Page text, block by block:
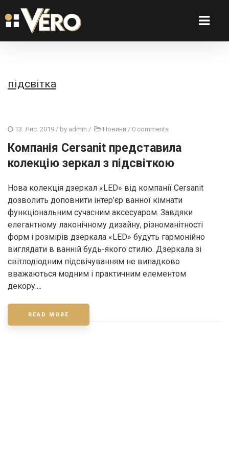
підсвітка
13. Лис. 2019 / by admin / Новини / 0 comments
Компанія Cersanit представила
колекцію зеркал з підсвіткою
Нова колекція дзеркал «LED» від компанії Cersanit
дозволить доповнити інтер’єр ванної кімнати
функціональним сучасним аксесуаром. Завдяки
елегантному лаконічному дизайну, різноманітності
форм і розмірів дзеркала «LED» будуть гармонійно
виглядати в ванній будь-якого стилю. Дзеркала зі
світлодіодним підсвічуванням не випадково
вважаються модним і практичним елементом
декору....
READ MORE